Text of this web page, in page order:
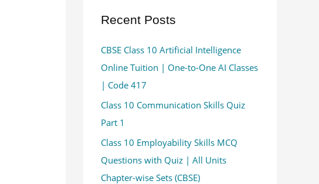
Recent Posts
CBSE Class 10 Artificial Intelligence
Online Tuition | One-to-One AI Classes
| Code 417
Class 10 Communication Skills Quiz
Part 1
Class 10 Employability Skills MCQ
Questions with Quiz | All Units
Chapter-wise Sets (CBSE)